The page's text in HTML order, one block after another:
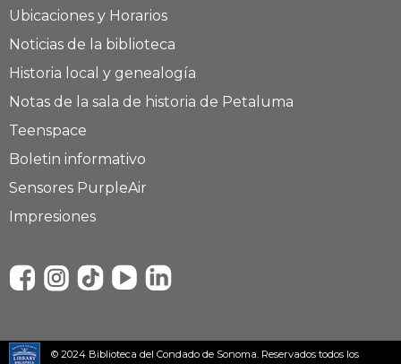
Ubicaciones y Horarios
Noticias de la biblioteca
Historia local y genealogía
Notas de la sala de historia de Petaluma
Teenspace
Boletin informativo
Sensores PurpleAir
Impresiones
© 2024 Biblioteca del Condado de Sonoma. Reservados todos los